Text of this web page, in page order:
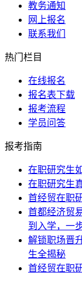
教务通知
网上报名
联系我们
热门栏目
在线报名
报名表下载
报考流程
学员问答
报考指南
在职研究生
在职研究生
首经贸在职
首都经济贸
到入学，一
解锁职场晋
生全揭秘
首经贸在职